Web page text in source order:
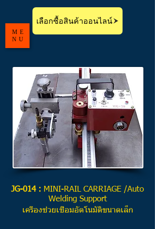
เลือกซื้อสินค้าออนไลน์
ME
NU
JG-014 : MINI-RAIL CARRIAGE /Auto
Welding Support
เครื่องช่วยเชื่อมอัตโนมัติขนาดเล็ก